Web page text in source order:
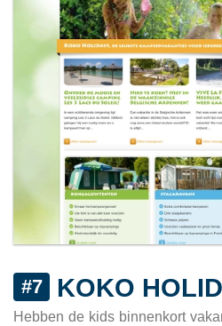
#7 KOKO
Hebben de kids binnenkort